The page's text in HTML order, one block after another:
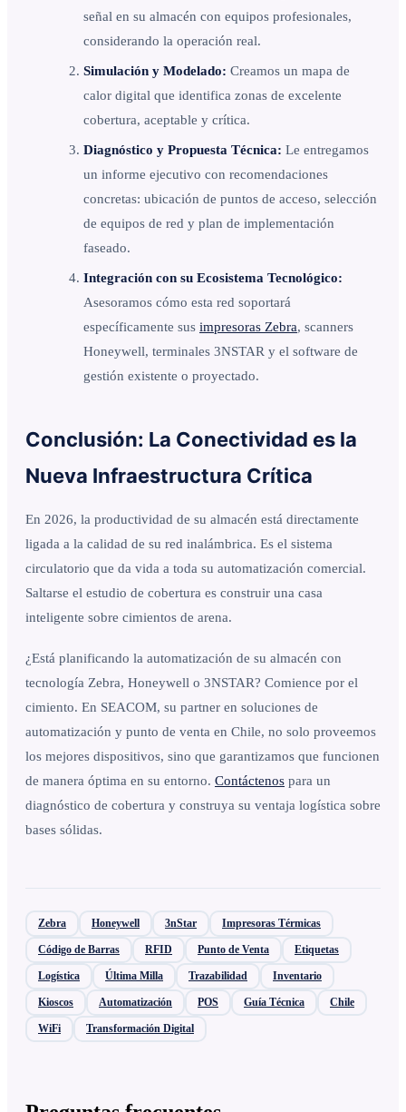
señal en su almacén con equipos profesionales,
considerando la operación real.
Simulación y Modelado: Creamos un mapa de
calor digital que identifica zonas de excelente
cobertura, aceptable y crítica.
Diagnóstico y Propuesta Técnica: Le entregamos
un informe ejecutivo con recomendaciones
concretas: ubicación de puntos de acceso, selección
de equipos de red y plan de implementación
faseado.
Integración con su Ecosistema Tecnológico:
Asesoramos cómo esta red soportará
específicamente sus impresoras Zebra, scanners
Honeywell, terminales 3NSTAR y el software de
gestión existente o proyectado.
Conclusión: La Conectividad es la
Nueva Infraestructura Crítica
En 2026, la productividad de su almacén está directamente
ligada a la calidad de su red inalámbrica. Es el sistema
circulatorio que da vida a toda su automatización comercial.
Saltarse el estudio de cobertura es construir una casa
inteligente sobre cimientos de arena.
¿Está planificando la automatización de su almacén con
tecnología Zebra, Honeywell o 3NSTAR? Comience por el
cimiento. En SEACOM, su partner en soluciones de
automatización y punto de venta en Chile, no solo proveemos
los mejores dispositivos, sino que garantizamos que funcionen
de manera óptima en su entorno. Contáctenos para un
diagnóstico de cobertura y construya su ventaja logística sobre
bases sólidas.
Zebra Honeywell 3nStar Impresoras Térmicas
Código de Barras RFID Punto de Venta Etiquetas
Logística Última Milla Trazabilidad Inventario
Kioscos Automatización POS Guía Técnica Chile
WiFi Transformación Digital